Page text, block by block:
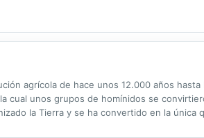
agrícola de hace unos 12.000 años
cual unos grupos de homínidos se
la Tierra y se ha convertido en la